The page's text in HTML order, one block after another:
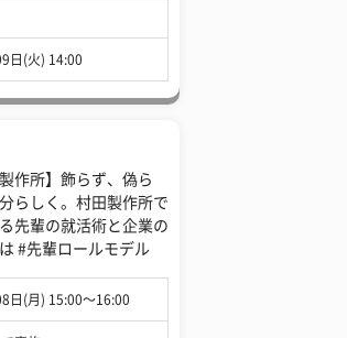
日(火) 14:00
製作所】飾らず、偽ら
らしく。村田製作所で
先輩の就活術と企業の
#先輩ロールモデル
日(月) 15:00〜16:00